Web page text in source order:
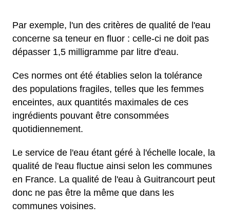
Par exemple, l'un des critères de qualité de l'eau
concerne sa teneur en fluor : celle-ci ne doit pas
dépasser 1,5 milligramme par litre d'eau.
Ces normes ont été établies selon la tolérance
des populations fragiles, telles que les femmes
enceintes, aux quantités maximales de ces
ingrédients pouvant être consommées
quotidiennement.
Le service de l'eau étant géré à l'échelle locale, la
qualité de l'eau fluctue ainsi selon les communes
en France. La qualité de l'eau à Guitrancourt peut
donc ne pas être la même que dans les
communes voisines.